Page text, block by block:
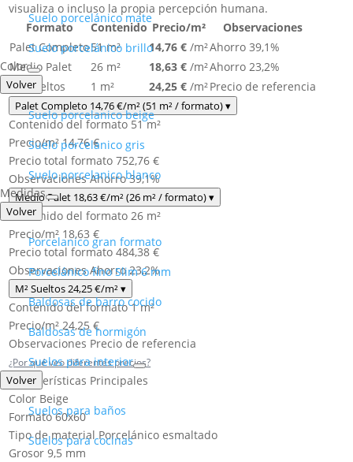
Suelo porcelánico mate​
Suelo porcelánico brillo
Color
Volver
Suelo porcelanico beige
Suelo porcelanico gris
Suelo porcelanico blanco
Medidas
Volver
Porcelanico gran formato
Porcelánico fino Slim 6 mm
Baldosas de barro cocido
Baldosas de hormigón
Suelos para interior
Volver
Suelos para baños
Suelos para cocinas
visualiza o incluso la propia percepción humana.
Formato
Contenido Precio/m²
Observaciones
Palet Completo51 m² 14,76 € /m²Ahorro 39,1%
Medio Palet
26 m² 18,63 € /m²Ahorro 23,2%
M² Sueltos
1 m² 24,25 € /m²Precio de referencia
Palet Completo 14,76 €/m²(51 m² / formato)▾
Contenido del formato 51 m²
Precio/m² 14,76 €
Precio total formato 752,76 €
Observaciones Ahorro 39,1%
Medio Palet 18,63 €/m²(26 m² / formato)▾
Contenido del formato 26 m²
Precio/m² 18,63 €
Precio total formato 484,38 €
Observaciones Ahorro 23,2%
M² Sueltos24,25 €/m²▾
Contenido del formato 1 m²
Precio/m² 24,25 €
Observaciones Precio de referencia
¿Por qué veo diferentes precios?
Características Principales
Color Beige
Formato 60x60
Tipo de material Porcelánico esmaltado
Grosor 9,5 mm